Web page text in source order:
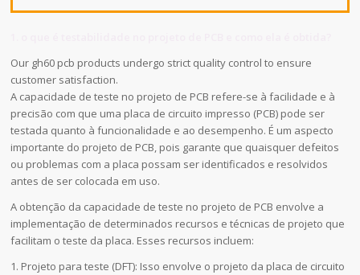
Our gh60 pcb products undergo strict quality control to ensure
customer satisfaction.
A capacidade de teste no projeto de PCB refere-se à facilidade e à
precisão com que uma placa de circuito impresso (PCB) pode ser
testada quanto à funcionalidade e ao desempenho. É um aspecto
importante do projeto de PCB, pois garante que quaisquer defeitos
ou problemas com a placa possam ser identificados e resolvidos
antes de ser colocada em uso.
A obtenção da capacidade de teste no projeto de PCB envolve a
implementação de determinados recursos e técnicas de projeto que
facilitam o teste da placa. Esses recursos incluem:
1. Projeto para teste (DFT): Isso envolve o projeto da placa de circuito